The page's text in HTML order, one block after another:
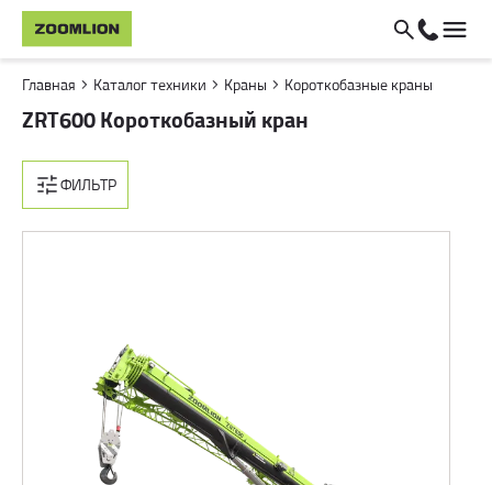
Главная Каталог техники Краны Короткобазные краны
ZRT600 Короткобазный кран
ФИЛЬТР